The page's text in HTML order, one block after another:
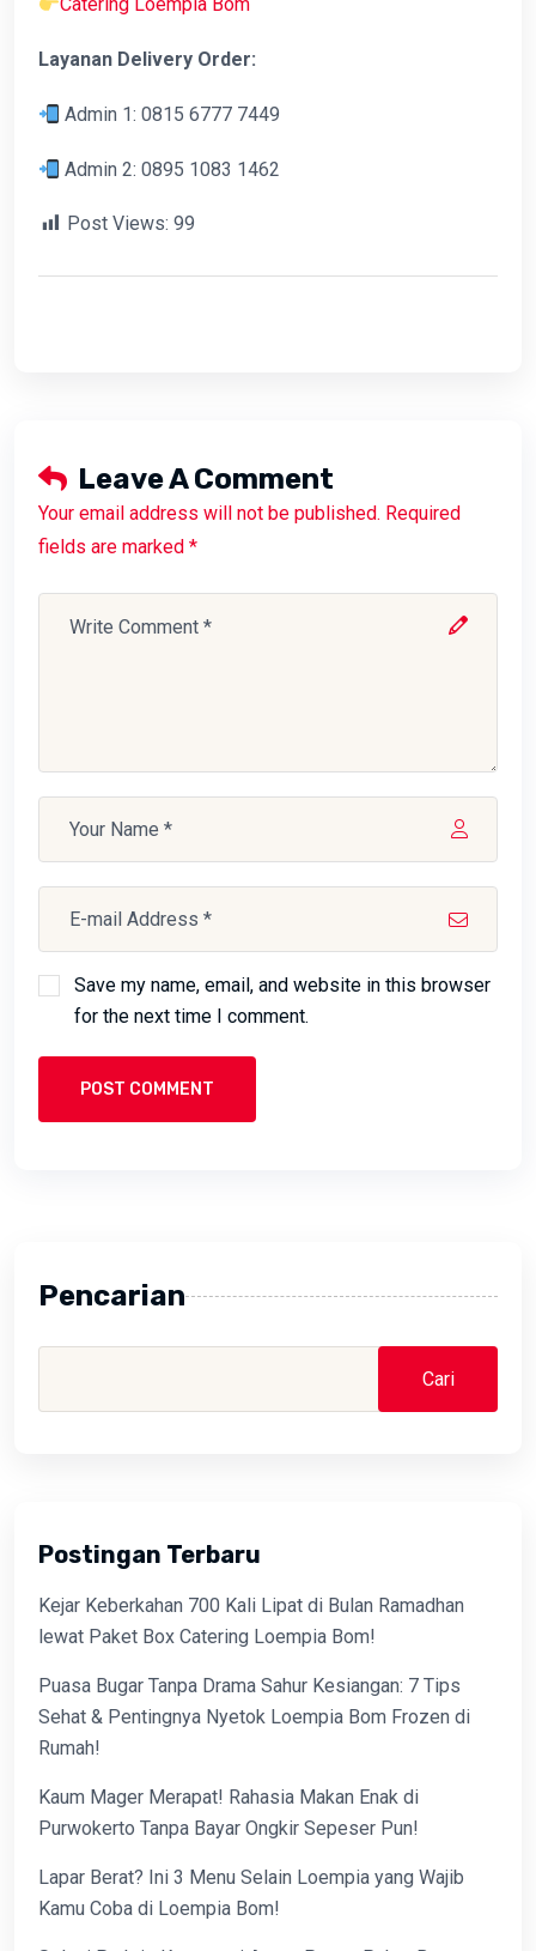
Layanan Delivery Order:
Admin 1: 0815 6777 7449
Admin 2: 0895 1083 1462
Post Views: 99
Leave A Comment
Your email address will not be published. Required
fields are marked *
Save my name, email, and website in this browser
for the next time I comment.
POST COMMENT
Pencarian
Cari
Postingan Terbaru
Kejar Keberkahan 700 Kali Lipat di Bulan Ramadhan
lewat Paket Box Catering Loempia Bom!
Puasa Bugar Tanpa Drama Sahur Kesiangan: 7 Tips
Sehat & Pentingnya Nyetok Loempia Bom Frozen di
Rumah!
Kaum Mager Merapat! Rahasia Makan Enak di
Purwokerto Tanpa Bayar Ongkir Sepeser Pun!
Lapar Berat? Ini 3 Menu Selain Loempia yang Wajib
Kamu Coba di Loempia Bom!